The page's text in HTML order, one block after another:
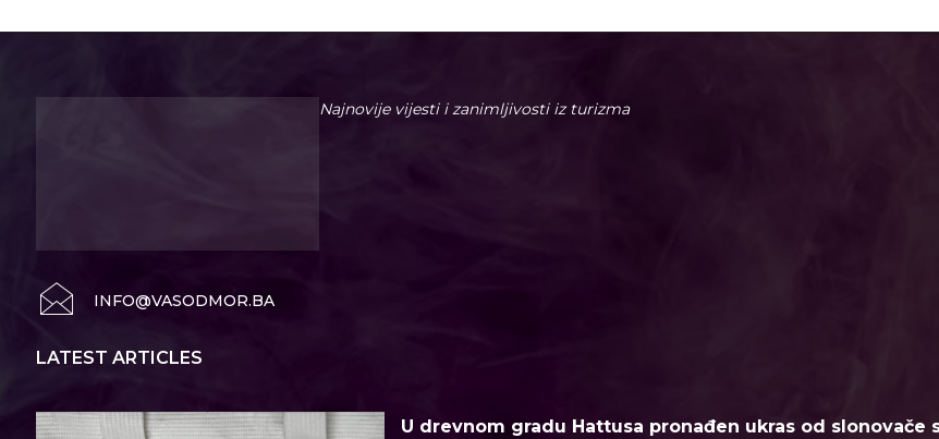
Najnovije vijesti i zanimljivosti iz turizma
INFO@VASODMOR.BA
LATEST ARTICLES
U drevnom gradu Hattusa pronađen ukras od slonovače